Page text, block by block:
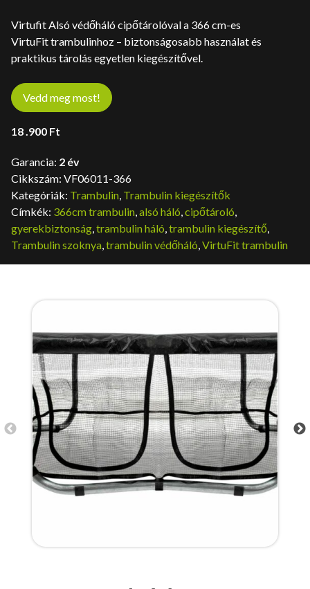
Virtufit Alsó védőháló cipőtárolóval a 366 cm-es
VirtuFit trambulinhoz – biztonságosabb használat és
praktikus tárolás egyetlen kiegészítővel.
Vedd meg most!
18 .900 Ft
Garancia: 2 év
Cikkszám: VF06011-366
Kategóriák: Trambulin, Trambulin kiegészítők
Címkék: 366cm trambulin,alsó háló,cipőtároló,
gyerekbiztonság,trambulin háló,trambulin kiegészítő,
Trambulin szoknya,trambulin védőháló,VirtuFit trambulin